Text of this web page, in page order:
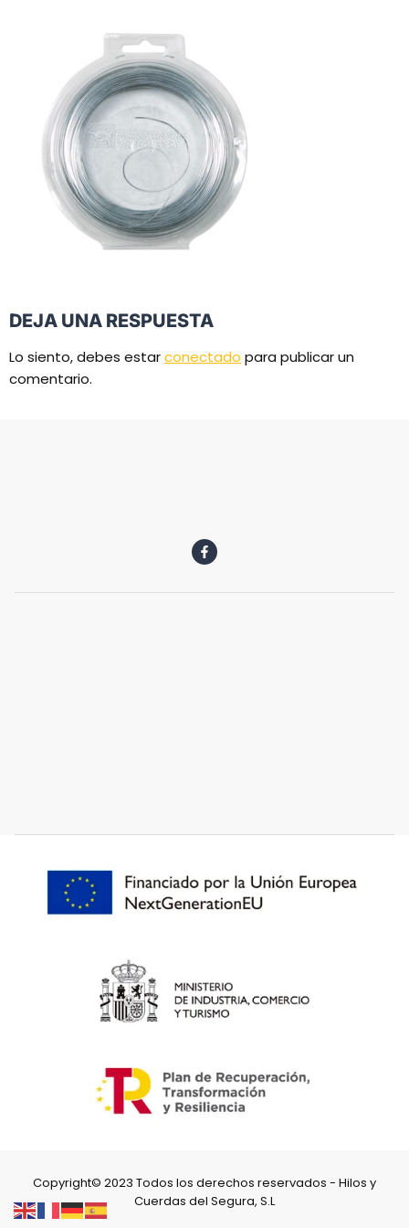
DEJA UNA RESPUESTA
Lo siento, debes estarconectado para publicar un
comentario.
Copyright© 2023 Todos los derechos reservados - Hilos y
Cuerdas del Segura, S.L